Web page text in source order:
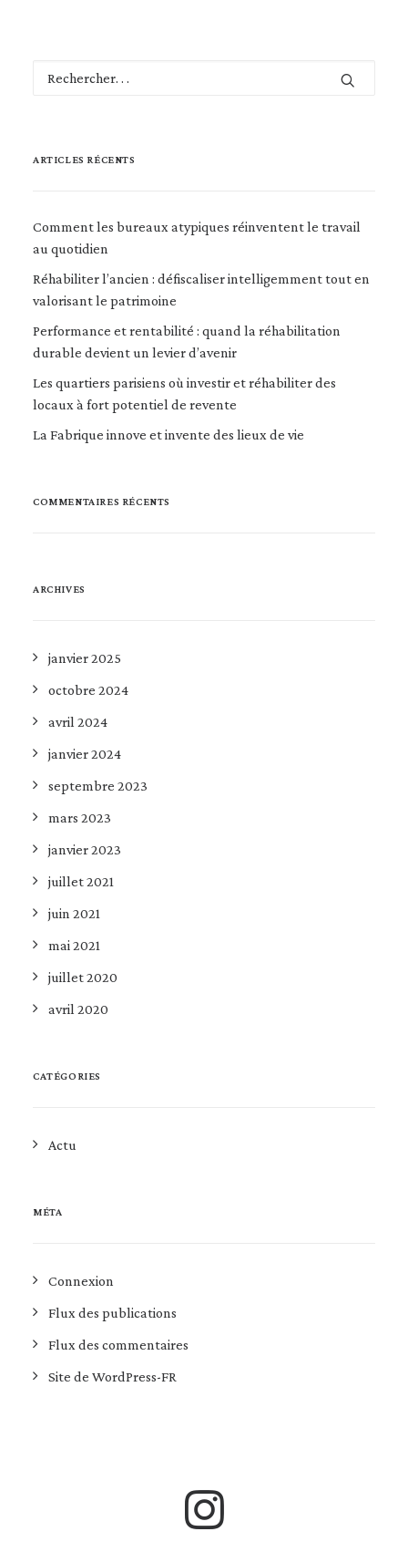
ARTICLES RÉCENTS
Comment les bureaux atypiques réinventent le travail
au quotidien
Réhabiliter l’ancien : défiscaliser intelligemment tout en
valorisant le patrimoine
Performance et rentabilité : quand la réhabilitation
durable devient un levier d’avenir
Les quartiers parisiens où investir et réhabiliter des
locaux à fort potentiel de revente
La Fabrique innove et invente des lieux de vie
COMMENTAIRES RÉCENTS
ARCHIVES
janvier 2025
octobre 2024
avril 2024
janvier 2024
septembre 2023
mars 2023
janvier 2023
juillet 2021
juin 2021
mai 2021
juillet 2020
avril 2020
CATÉGORIES
Actu
MÉTA
Connexion
Flux des publications
Flux des commentaires
Site de WordPress-FR